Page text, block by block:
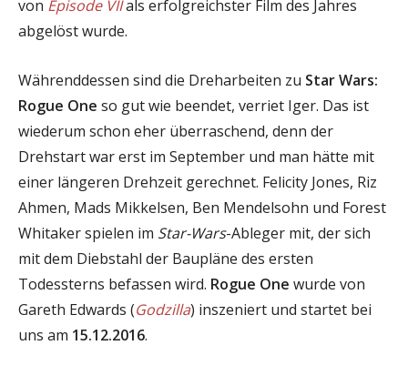
von Episode VIIals erfolgreichster Film des Jahres
abgelöst wurde.
Währenddessen sind die Dreharbeiten zu Star Wars:
Rogue One so gut wie beendet, verriet Iger. Das ist
wiederum schon eher überraschend, denn der
Drehstart war erst im September und man hätte mit
einer längeren Drehzeit gerechnet. Felicity Jones, Riz
Ahmen, Mads Mikkelsen, Ben Mendelsohn und Forest
Whitaker spielen im Star-Wars-Ableger mit, der sich
mit dem Diebstahl der Baupläne des ersten
Todessterns befassen wird. Rogue One wurde von
Gareth Edwards (Godzilla) inszeniert und startet bei
uns am 15.12.2016.